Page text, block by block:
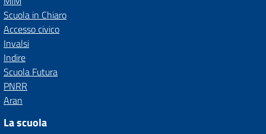
Scuola in Chiaro
Accesso civico
Invalsi
Indire
Scuola Futura
PNRR
Aran
La scuola